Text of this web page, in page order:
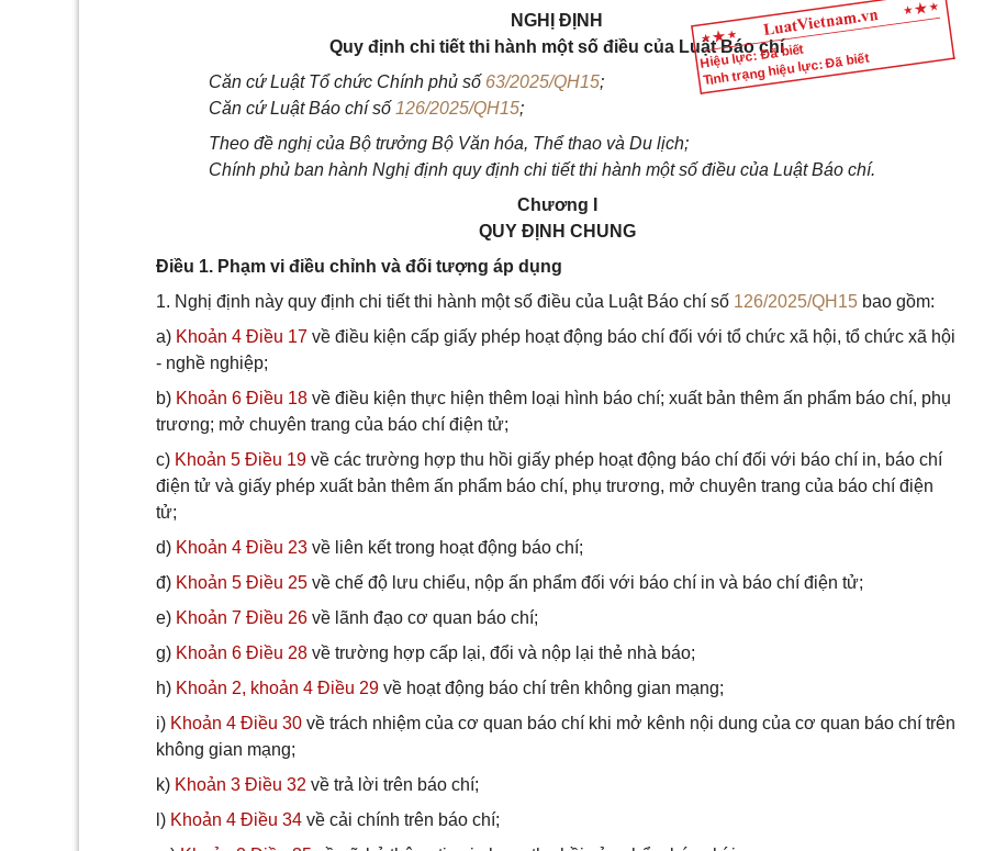
Hiệu lực: Đã biết
Tình trạng hiệu lực: Đã biết
NGHỊ ĐỊNH
Quy định chi tiết thi hành một số điều của Luật Báo chí
Căn cứ Luật Tổ chức Chính phủ số 63/2025/QH15;
Căn cứ Luật Báo chí số 126/2025/QH15;
Theo đề nghị của Bộ trưởng Bộ Văn hóa, Thể thao và Du lịch;
Chính phủ ban hành Nghị định quy định chi tiết thi hành một số điều của Luật Báo chí.
Chương I
QUY ĐỊNH CHUNG
Điều 1. Phạm vi điều chỉnh và đối tượng áp dụng
1. Nghị định này quy định chi tiết thi hành một số điều của Luật Báo chí số 126/2025/QH15 bao gồm:
a) Khoản 4 Điều 17 về điều kiện cấp giấy phép hoạt động báo chí đối với tổ chức xã hội, tổ chức xã hội
- nghề nghiệp;
b) Khoản 6 Điều 18 về điều kiện thực hiện thêm loại hình báo chí; xuất bản thêm ấn phẩm báo chí, phụ
trương; mở chuyên trang của báo chí điện tử;
c) Khoản 5 Điều 19 về các trường hợp thu hồi giấy phép hoạt động báo chí đối với báo chí in, báo chí
điện tử và giấy phép xuất bản thêm ấn phẩm báo chí, phụ trương, mở chuyên trang của báo chí điện
tử;
d) Khoản 4 Điều 23 về liên kết trong hoạt động báo chí;
đ) Khoản 5 Điều 25 về chế độ lưu chiểu, nộp ấn phẩm đối với báo chí in và báo chí điện tử;
e) Khoản 7 Điều 26 về lãnh đạo cơ quan báo chí;
g) Khoản 6 Điều 28 về trường hợp cấp lại, đổi và nộp lại thẻ nhà báo;
h) Khoản 2, khoản 4 Điều 29 về hoạt động báo chí trên không gian mạng;
i) Khoản 4 Điều 30 về trách nhiệm của cơ quan báo chí khi mở kênh nội dung của cơ quan báo chí trên
không gian mạng;
k) Khoản 3 Điều 32 về trả lời trên báo chí;
l) Khoản 4 Điều 34 về cải chính trên báo chí;